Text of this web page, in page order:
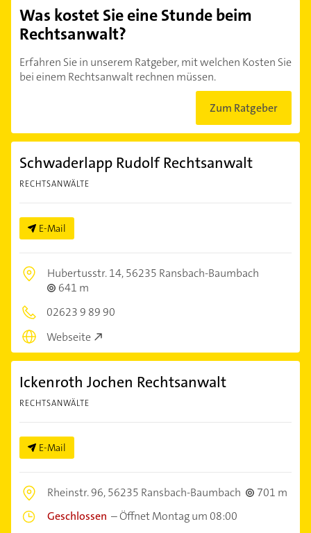
Was kostet Sie eine Stunde beim
Rechtsanwalt?
Erfahren Sie in unserem Ratgeber, mit welchen Kosten Sie
bei einem Rechtsanwalt rechnen müssen.
Zum Ratgeber
Schwaderlapp Rudolf Rechtsanwalt
RECHTSANWÄLTE
E-Mail
Hubertusstr. 14,56235 Ransbach-Baumbach
641 m
02623 9 89 90
Webseite
Ickenroth Jochen Rechtsanwalt
RECHTSANWÄLTE
E-Mail
Rheinstr. 96,56235 Ransbach-Baumbach
701 m
Geschlossen –Öffnet Montag um 08:00